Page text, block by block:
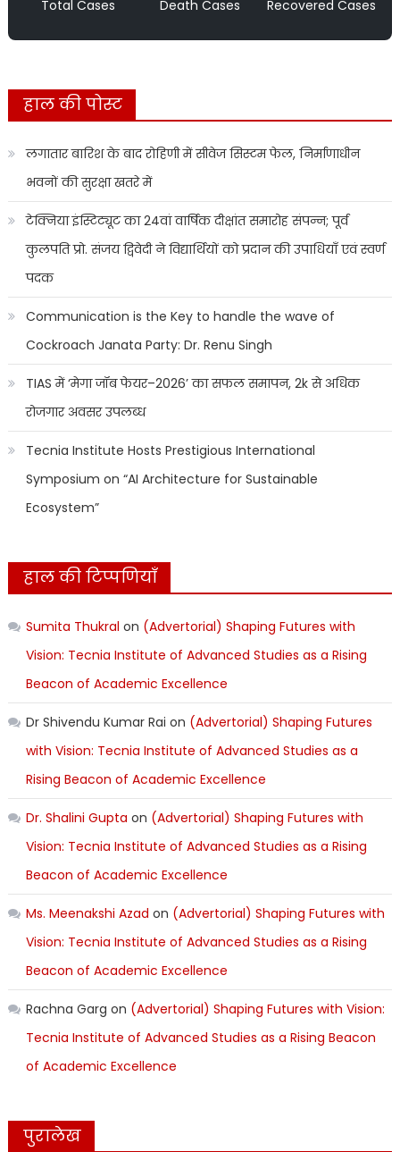
Total Cases Death Cases Recovered Cases
हाल की पोस्ट
लगातार बारिश के बाद रोहिणी में सीवेज सिस्टम फेल, निर्माणाधीन
भवनों की सुरक्षा खतरे में
टेक्निया इंस्टिट्यूट का 24वां वार्षिक दीक्षांत समारोह संपन्न; पूर्व
कुलपति प्रो. संजय द्विवेदी ने विद्यार्थियों को प्रदान की उपाधियाँ एवं स्वर्ण
पदक
Communication is the Key to handle the wave of
Cockroach Janata Party: Dr. Renu Singh
TIAS में ‘मेगा जॉब फेयर–2026’ का सफल समापन, 2k से अधिक
रोजगार अवसर उपलब्ध
Tecnia Institute Hosts Prestigious International
Symposium on “AI Architecture for Sustainable
Ecosystem”
हाल की टिप्पणियाँ
Sumita Thukral on (Advertorial) Shaping Futures with
Vision: Tecnia Institute of Advanced Studies as a Rising
Beacon of Academic Excellence
Dr Shivendu Kumar Rai on (Advertorial) Shaping Futures
with Vision: Tecnia Institute of Advanced Studies as a
Rising Beacon of Academic Excellence
Dr. Shalini Gupta on (Advertorial) Shaping Futures with
Vision: Tecnia Institute of Advanced Studies as a Rising
Beacon of Academic Excellence
Ms. Meenakshi Azad on (Advertorial) Shaping Futures with
Vision: Tecnia Institute of Advanced Studies as a Rising
Beacon of Academic Excellence
Rachna Garg on (Advertorial) Shaping Futures with Vision:
Tecnia Institute of Advanced Studies as a Rising Beacon
of Academic Excellence
पुरालेख